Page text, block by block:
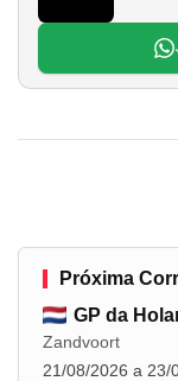
Próxima
GP da
Zandvoort
21/08/2026 a 23/